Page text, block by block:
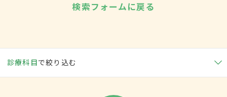
検索フォームに戻る
診療科目で絞り込む